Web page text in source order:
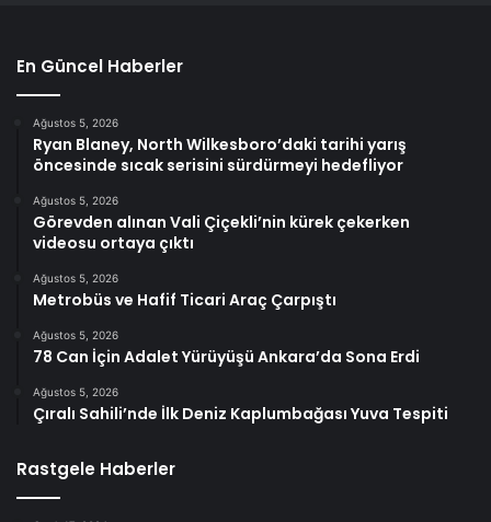
En Güncel Haberler
Ağustos 5, 2026
Ryan Blaney, North Wilkesboro’daki tarihi yarış
öncesinde sıcak serisini sürdürmeyi hedefliyor
Ağustos 5, 2026
Görevden alınan Vali Çiçekli’nin kürek çekerken
videosu ortaya çıktı
Ağustos 5, 2026
Metrobüs ve Hafif Ticari Araç Çarpıştı
Ağustos 5, 2026
78 Can İçin Adalet Yürüyüşü Ankara’da Sona Erdi
Ağustos 5, 2026
Çıralı Sahili’nde İlk Deniz Kaplumbağası Yuva Tespiti
Rastgele Haberler